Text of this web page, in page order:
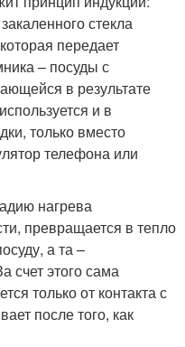
стекла
передает
– посуды с
в результате
и в
только вместо
телефона или
нагрева
превращается в тепло
а та –
счет этого сама
только от контакта с
после того, как